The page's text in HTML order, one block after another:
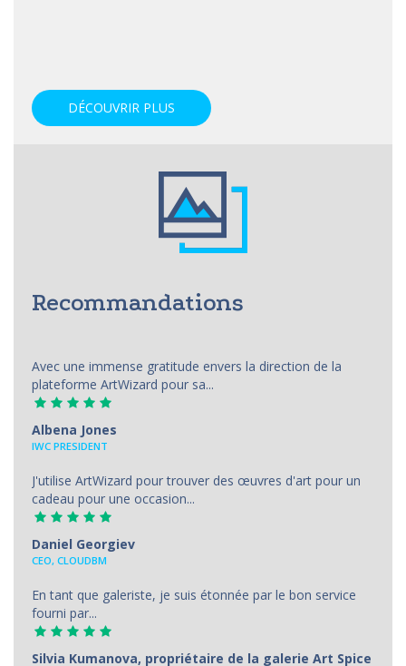
DÉCOUVRIR PLUS
Recommandations
Avec une immense gratitude envers la direction de la
plateforme ArtWizard pour sa...
Albena Jones
IWC PRESIDENT
J'utilise ArtWizard pour trouver des œuvres d'art pour un
cadeau pour une occasion...
Daniel Georgiev
CEO, CLOUDBM
En tant que galeriste, je suis étonnée par le bon service
fourni par...
Silvia Kumanova, propriétaire de la galerie Art Spice